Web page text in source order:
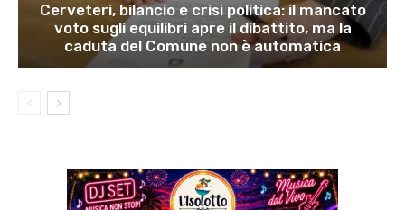
Cerveteri, bilancio e crisi politica: il mancato
voto sugli equilibri apre il dibattito, ma la
caduta del Comune non è automatica